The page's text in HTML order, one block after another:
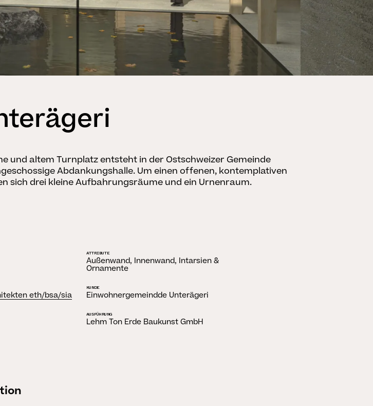
und altem Turnplatz entsteht in der Ostschweizer Gemeinde
Abdankungshalle. Um einen offenen, kontemplativen
sich drei kleine Aufbahrungsräume und ein Urnenraum.
ATTRIBUTE
Außenwand, Innenwand, Intarsien &
Ornamente
eth/bsa/sia
KUNDE
Einwohnergemeindde Unterägeri
AUSFÜHRUNG
Lehm Ton Erde Baukunst GmbH